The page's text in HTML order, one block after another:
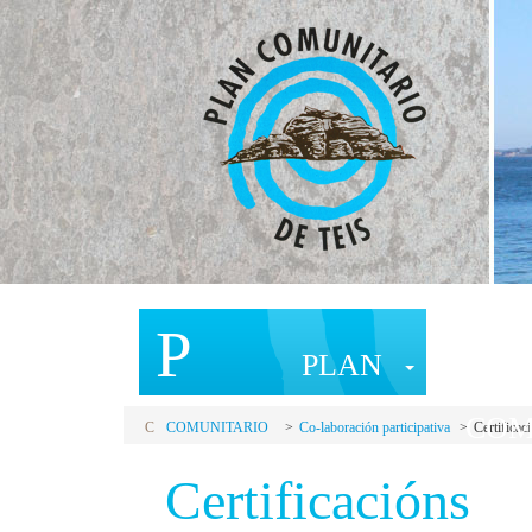
P PLAN
C COMUNITARIO Co-laboración participativa
Certificacións